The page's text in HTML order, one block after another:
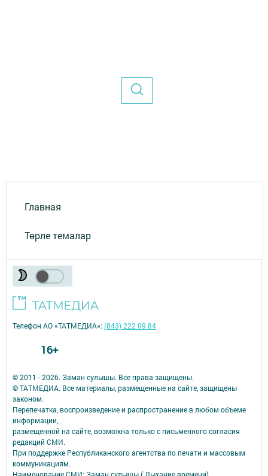
Главная
Төрле темалар
© 2011 - 2026. Заман сулышы. Все права защищены.
© ТАТМЕДИА. Все материалы, размещенные на сайте, защищены
законом.
Перепечатка, воспроизведение и распространение в любом объеме
информации,
размещенной на сайте, возможна только с письменного согласия
редакций СМИ.
При поддержке Республиканского агентства по печати и массовым
коммуникациям.
Наименование СМИ: Заман сулышы ( Дыхание времени)
Телефон АО «ТАТМЕДИА»:(843) 222 09 84
16+